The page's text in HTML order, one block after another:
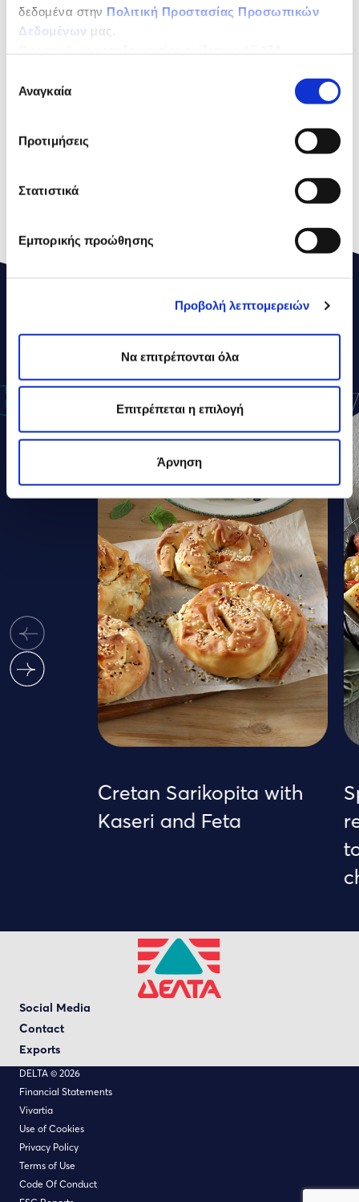
δεδομένα στην Πολιτική Προστασίας Προσωπικών
Δεδομένων μας.
συγκατάθεσης
Αναγκαία
Προτιμήσεις
Στατιστικά
Εμπορικής προώθησης
Προβολή λεπτομερειών
Να επιτρέπονται όλα
Επιτρέπεται η επιλογή
Άρνηση
Energy
of which Saturates
0g
of which Sugars
4,5g
5,2g
0,10g
ΔΕΛΤΑΣΥΝΤΑΓΕΣ
Cretan Sarikopita with
Kaseri and Feta
Social Media
Contact
Exports
DELTA © 2026
Financial Statements
Vivartia
Use of Cookies
Privacy Policy
Terms of Use
Code Of Conduct